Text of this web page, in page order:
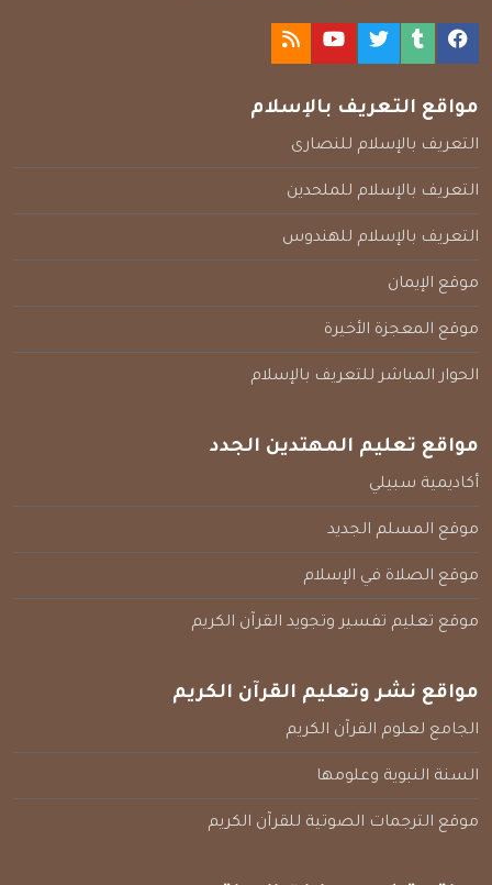
مواقع التعريف بالإسلام
التعريف بالإسلام للنصارى
التعريف بالإسلام للملحدين
التعريف بالإسلام للهندوس
موقع الإيمان
موقع المعجزة الأخيرة
الحوار المباشر للتعريف بالإسلام
مواقع تعليم المهتدين الجدد
أكاديمية سبيلي
موقع المسلم الجديد
موقع الصلاة في الإسلام
موقع تعليم تفسير وتجويد القرآن الكريم
مواقع نشر وتعليم القرآن الكريم
الجامع لعلوم القرآن الكريم
السنة النبوية وعلومها
موقع الترجمات الصوتية للقرآن الكريم